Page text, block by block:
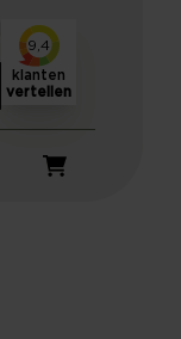
Winkelwagen
9,4
klanten
vertellen